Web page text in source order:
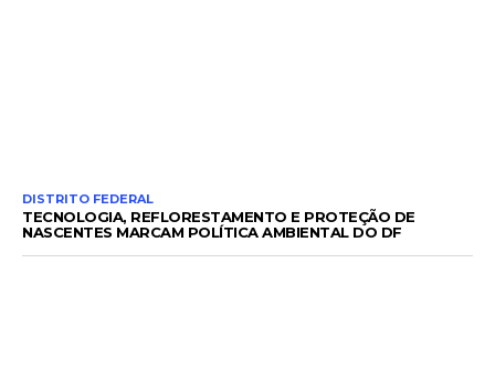
DISTRITO FEDERAL
TECNOLOGIA, REFLORESTAMENTO E PROTEÇÃO DE
NASCENTES MARCAM POLÍTICA AMBIENTAL DO DF